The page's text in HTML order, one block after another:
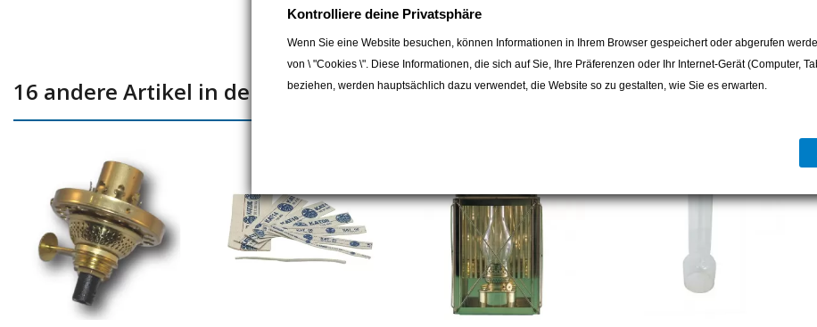
16 andere Artikel in der gleichen Kategorie:
Kontrolliere deine Privatsphäre
Wenn Sie eine Website besuchen, können Informationen in Ihrem Browser gespeichert oder abgerufen
von \ "Cookies \". Diese Informationen, die sich auf Sie, Ihre Präferenzen oder Ihr Internet-Gerät (Computer,
beziehen, werden hauptsächlich dazu verwendet, die Website so zu gestalten, wie Sie es erwarten.